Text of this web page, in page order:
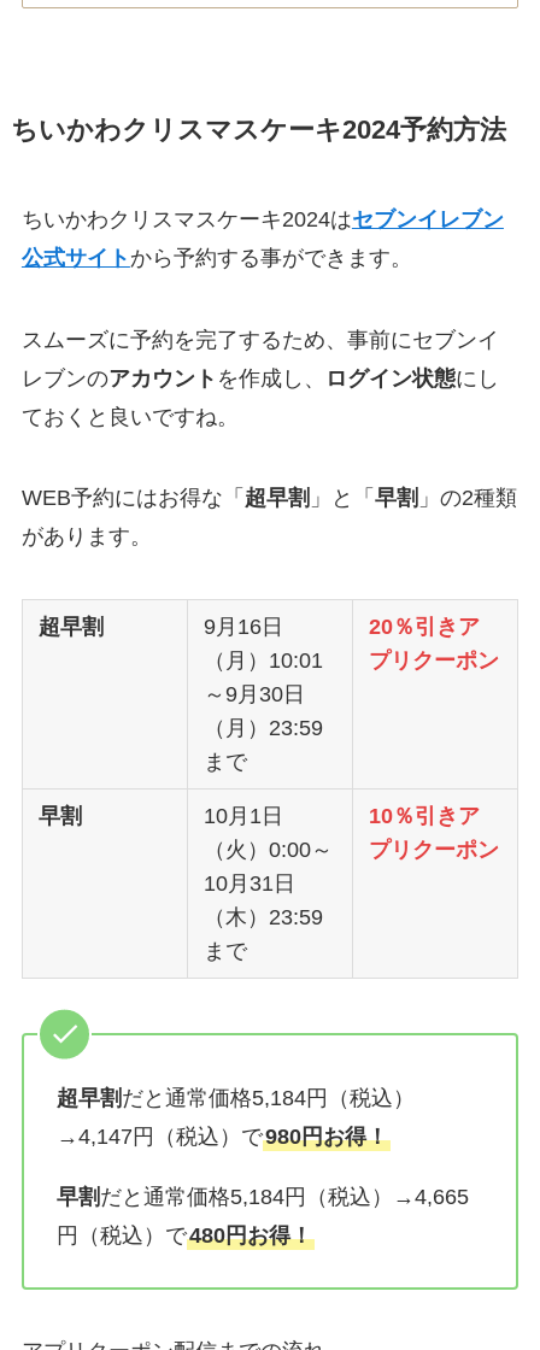
ちいかわクリスマスケーキ2024予約方法
ちいかわクリスマスケーキ2024はセブンイレブン
公式サイト から予約する事ができます。
スムーズに予約を完了するため、事前にセブンイ
レブンのアカウント を作成し、 ログイン状態にし
ておくと良いですね。
WEB予約にはお得な「 超早割 」と「 早割 」の2種類
があります。
超早割
9月16日
（月）10:01
～9月30日
（月）23:59
まで
20％引きア
プリクーポン
早割
10月1日
（火）0:00～
10月31日
（木）23:59
まで
10％引きア
プリクーポン
超早割 だと通常価格5,184円（税込）
→4,147円（税込）で980円お得！
早割 だと通常価格5,184円（税込）→4,665
円（税込）で480円お得！